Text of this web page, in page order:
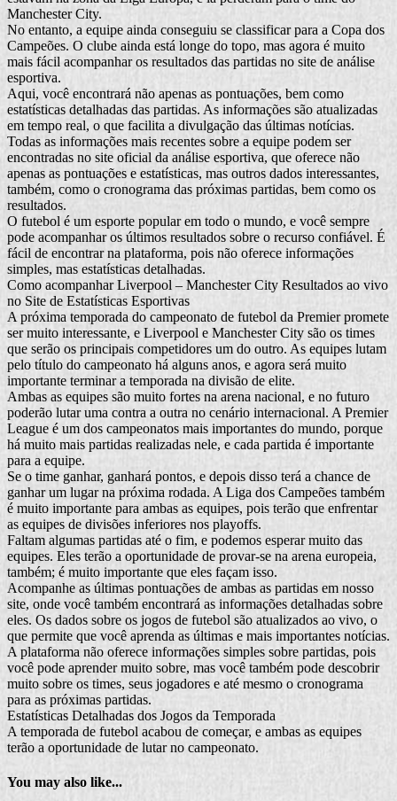
Manchester City.
No entanto, a equipe ainda conseguiu se classificar para a Copa dos
Campeões. O clube ainda está longe do topo, mas agora é muito
mais fácil acompanhar os resultados das partidas no site de análise
esportiva.
Aqui, você encontrará não apenas as pontuações, bem como
estatísticas detalhadas das partidas. As informações são atualizadas
em tempo real, o que facilita a divulgação das últimas notícias.
Todas as informações mais recentes sobre a equipe podem ser
encontradas no site oficial da análise esportiva, que oferece não
apenas as pontuações e estatísticas, mas outros dados interessantes,
também, como o cronograma das próximas partidas, bem como os
resultados.
O futebol é um esporte popular em todo o mundo, e você sempre
pode acompanhar os últimos resultados sobre o recurso confiável. É
fácil de encontrar na plataforma, pois não oferece informações
simples, mas estatísticas detalhadas.
Como acompanhar Liverpool – Manchester City Resultados ao vivo
no Site de Estatísticas Esportivas
A próxima temporada do campeonato de futebol da Premier promete
ser muito interessante, e Liverpool e Manchester City são os times
que serão os principais competidores um do outro. As equipes lutam
pelo título do campeonato há alguns anos, e agora será muito
importante terminar a temporada na divisão de elite.
Ambas as equipes são muito fortes na arena nacional, e no futuro
poderão lutar uma contra a outra no cenário internacional. A Premier
League é um dos campeonatos mais importantes do mundo, porque
há muito mais partidas realizadas nele, e cada partida é importante
para a equipe.
Se o time ganhar, ganhará pontos, e depois disso terá a chance de
ganhar um lugar na próxima rodada. A Liga dos Campeões também
é muito importante para ambas as equipes, pois terão que enfrentar
as equipes de divisões inferiores nos playoffs.
Faltam algumas partidas até o fim, e podemos esperar muito das
equipes. Eles terão a oportunidade de provar-se na arena europeia,
também; é muito importante que eles façam isso.
Acompanhe as últimas pontuações de ambas as partidas em nosso
site, onde você também encontrará as informações detalhadas sobre
eles. Os dados sobre os jogos de futebol são atualizados ao vivo, o
que permite que você aprenda as últimas e mais importantes notícias.
A plataforma não oferece informações simples sobre partidas, pois
você pode aprender muito sobre, mas você também pode descobrir
muito sobre os times, seus jogadores e até mesmo o cronograma
para as próximas partidas.
Estatísticas Detalhadas dos Jogos da Temporada
A temporada de futebol acabou de começar, e ambas as equipes
terão a oportunidade de lutar no campeonato.
You may also like...